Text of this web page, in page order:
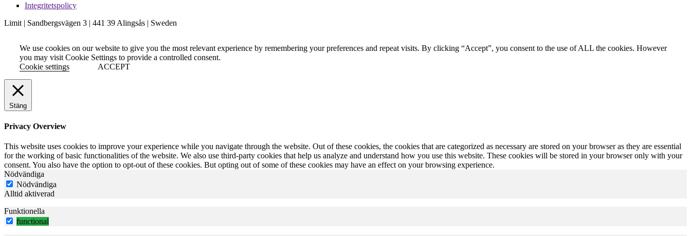
Integritetspolicy
Limit | Sandbergsvägen 3 | 441 39 Alingsås | Sweden
We use cookies on our website to give you the most relevant experience by remembering your preferences and repeat visits. By clicking “Accept”, you consent to the use of ALL the cookies. However
you may visit Cookie Settings to provide a controlled consent.
Cookie settings
ACCEPT
Stäng
Privacy Overview
This website uses cookies to improve your experience while you navigate through the website. Out of these cookies, the cookies that are categorized as necessary are stored on your browser as they are essential
for the working of basic functionalities of the website. We also use third-party cookies that help us analyze and understand how you use this website. These cookies will be stored in your browser only with your
consent. You also have the option to opt-out of these cookies. But opting out of some of these cookies may have an effect on your browsing experience.
Nödvändiga
Nödvändiga
Alltid aktiverad
Funktionella
functional